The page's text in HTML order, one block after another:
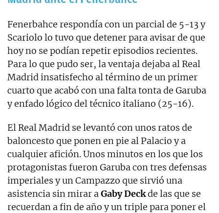
Fenerbahce respondía con un parcial de 5-13 y
Scariolo lo tuvo que detener para avisar de que
hoy no se podían repetir episodios recientes.
Para lo que pudo ser, la ventaja dejaba al Real
Madrid insatisfecho al término de un primer
cuarto que acabó con una falta tonta de Garuba
y enfado lógico del técnico italiano (25-16).
El Real Madrid se levantó con unos ratos de
baloncesto que ponen en pie al Palacio y a
cualquier afición. Unos minutos en los que los
protagonistas fueron Garuba con tres defensas
imperiales y un Campazzo que sirvió una
asistencia sin mirar aGaby Deckde las que se
recuerdan a fin de año y un triple para poner el